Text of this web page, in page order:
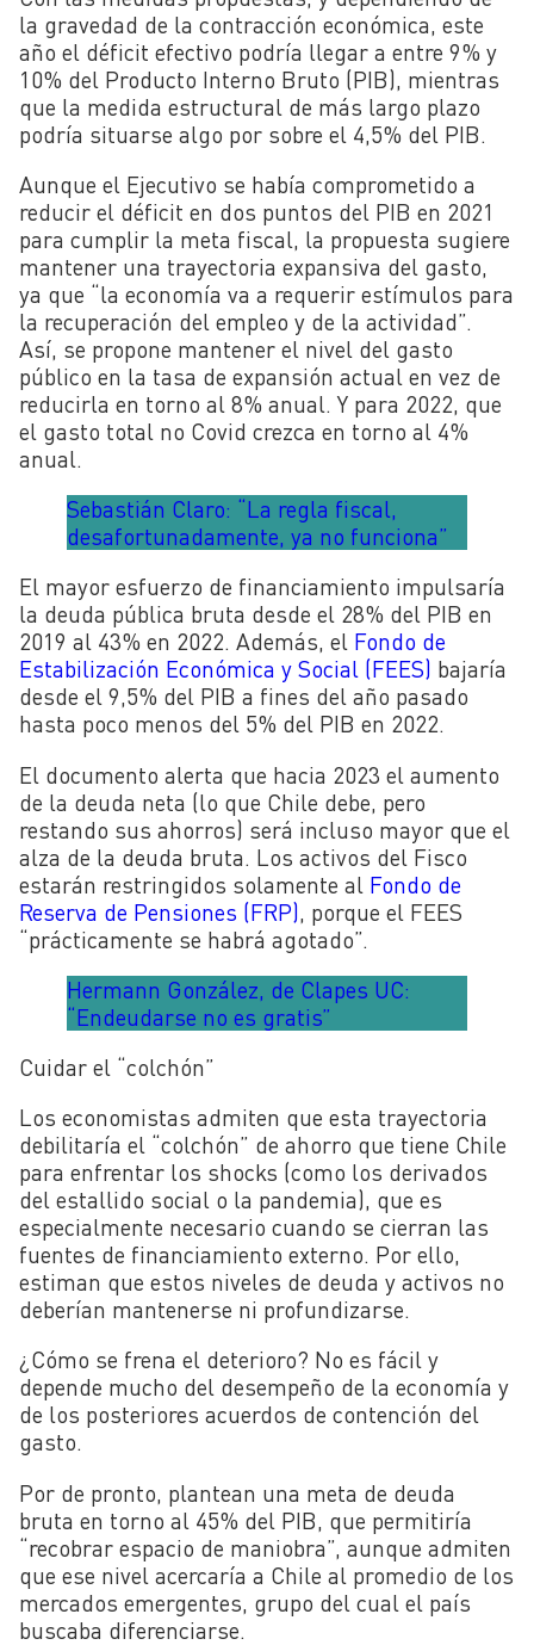
la gravedad de la contracción económica, este
año el déficit efectivo podría llegar a entre 9% y
10% del Producto Interno Bruto (PIB), mientras
que la medida estructural de más largo plazo
podría situarse algo por sobre el 4,5% del PIB.
Aunque el Ejecutivo se había comprometido a
reducir el déficit en dos puntos del PIB en 2021
para cumplir la meta fiscal, la propuesta sugiere
mantener una trayectoria expansiva del gasto,
ya que “la economía va a requerir estímulos para
la recuperación del empleo y de la actividad”.
Así, se propone mantener el nivel del gasto
público en la tasa de expansión actual en vez de
reducirla en torno al 8% anual. Y para 2022, que
el gasto total no Covid crezca en torno al 4%
anual.
Sebastián Claro: “La regla fiscal,
desafortunadamente, ya no funciona”
El mayor esfuerzo de financiamiento impulsaría
la deuda pública bruta desde el 28% del PIB en
2019 al 43% en 2022. Además, el Fondo de
Estabilización Económica y Social (FEES) bajaría
desde el 9,5% del PIB a fines del año pasado
hasta poco menos del 5% del PIB en 2022.
El documento alerta que hacia 2023 el aumento
de la deuda neta (lo que Chile debe, pero
restando sus ahorros) será incluso mayor que el
alza de la deuda bruta. Los activos del Fisco
estarán restringidos solamente al Fondo de
Reserva de Pensiones (FRP) , porque el FEES
“prácticamente se habrá agotado”.
Hermann González, de Clapes UC:
“Endeudarse no es gratis”
Cuidar el “colchón”
Los economistas admiten que esta trayectoria
debilitaría el “colchón” de ahorro que tiene Chile
para enfrentar los shocks (como los derivados
del estallido social o la pandemia), que es
especialmente necesario cuando se cierran las
fuentes de financiamiento externo. Por ello,
estiman que estos niveles de deuda y activos no
deberían mantenerse ni profundizarse.
¿Cómo se frena el deterioro? No es fácil y
depende mucho del desempeño de la economía y
de los posteriores acuerdos de contención del
gasto.
Por de pronto, plantean una meta de deuda
bruta en torno al 45% del PIB, que permitiría
“recobrar espacio de maniobra”, aunque admiten
que ese nivel acercaría a Chile al promedio de los
mercados emergentes, grupo del cual el país
buscaba diferenciarse.